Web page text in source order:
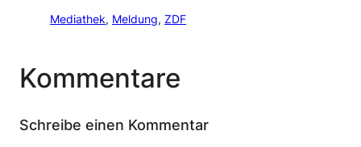
Mediathek, Meldung, ZDF
Kommentare
Schreibe einen Kommentar